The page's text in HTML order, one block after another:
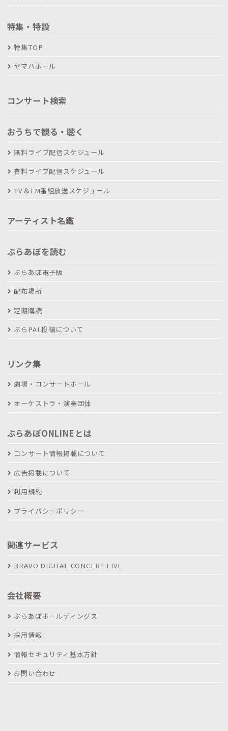
特集・特設
特集TOP
ヤマハホール
コンサート検索
おうちで観る・聴く
無料ライブ配信スケジュール
有料ライブ配信スケジュール
TV＆FM番組放送スケジュール
アーティスト名鑑
ぶらあぼを読む
ぶらあぼ電子版
配布場所
定期購読
ぶらPAL投稿について
リンク集
劇場・コンサートホール
オーケストラ・演奏団体
ぶらあぼONLINEとは
コンサート情報掲載について
広告掲載について
利用規約
プライバシーポリシー
関連サービス
BRAVO DIGITAL CONCERT LIVE
会社概要
ぶらあぼホールディングス
採用情報
情報セキュリティ基本方針
お問い合わせ